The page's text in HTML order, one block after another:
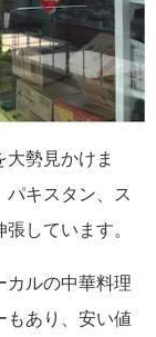
大勢見かけま
キスタン、ス
しています。
カルの中華料理
もあり、安い値